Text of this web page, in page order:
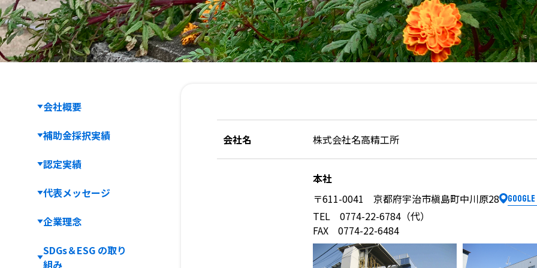
会社概要
補助金採択実績
認定実績
組み
会社概要
補助金採択実績
認定実績
代表メッセージ
企業理念
SDGs＆ESG の取り
組み
会社概要
会社名 株式会社名高精工所
本社
〒611-0041 京都府宇治市槇島町中川原28
TEL 0774-22-6784（代）
FAX 0774-22-6484